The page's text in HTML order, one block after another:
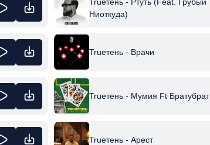
Ниоткуда)
Trueтень - Врачи
Trueтень - Мумия Ft Братубрат
Trueтень - Арест